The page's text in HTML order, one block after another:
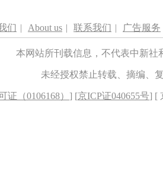
们 | About us | 联系我们 | 广告服务
本网站所刊载信息，不代表中新
未经授权禁止转载、摘编、
证（0106168） ] [京ICP证040655号] [